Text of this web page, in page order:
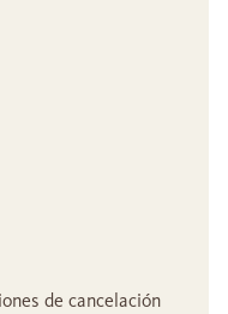
de cancelación